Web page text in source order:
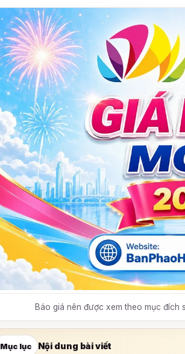
Báo giá nên được xem theo mục đích
Mục lục Nội dung bài viết